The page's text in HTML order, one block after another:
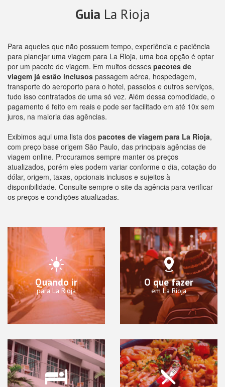
Guia La Rioja
Para aqueles que não possuem tempo, experiência e paciência
para planejar uma viagem para La Rioja, uma boa opção é optar
por um pacote de viagem. Em muitos desses pacotes de
viagem já estão inclusos passagem aérea, hospedagem,
transporte do aeroporto para o hotel, passeios e outros serviços,
tudo isso contratados de uma só vez. Além dessa comodidade, o
pagamento é feito em reais e pode ser facilitado em até 10x sem
juros, na maioria das agências.
Exibimos aqui uma lista dos pacotes de viagem para La Rioja,
com preço base origem São Paulo, das principais agências de
viagem online. Procuramos sempre manter os preços
atualizados, porém eles podem variar conforme o dia, cotação do
dólar, origem, taxas, opcionais inclusos e sujeitos à
disponibilidade. Consulte sempre o site da agência para verificar
os preços e condições atualizadas.
Quando ir
para La Rioja
O que fazer
em La Rioja